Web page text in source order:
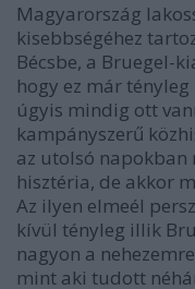
Magyarország
kisebbségéhez
Bécsbe, a Bruegel-
hogy ez már
úgyis mindig ott
kampányszerű
az utolsó
hisztéria, de akkor
Az ilyen elmeél
kívül tényleg illik
nagyon a
mint aki tudott